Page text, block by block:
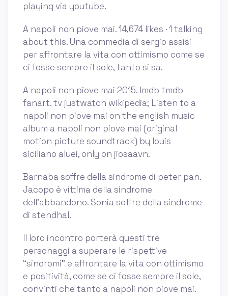
playing via youtube.
A napoli non piove mai. 14,674 likes · 1 talking
about this. Una commedia di sergio assisi
per affrontare la vita con ottimismo come se
ci fosse sempre il sole, tanto si sa.
A napoli non piove mai 2015. Imdb tmdb
fanart. tv justwatch wikipedia; Listen to a
napoli non piove mai on the english music
album a napoli non piove mai (original
motion picture soundtrack) by louis
siciliano aluei, only on jiosaavn.
Barnaba soffre della sindrome di peter pan.
Jacopo è vittima della sindrome
dell’abbandono. Sonia soffre della sindrome
di stendhal.
Il loro incontro porterà questi tre
personaggi a superare le rispettive
“sindromi” e affrontare la vita con ottimismo
e positività, come se ci fosse sempre il sole,
convinti che tanto a napoli non piove mai.